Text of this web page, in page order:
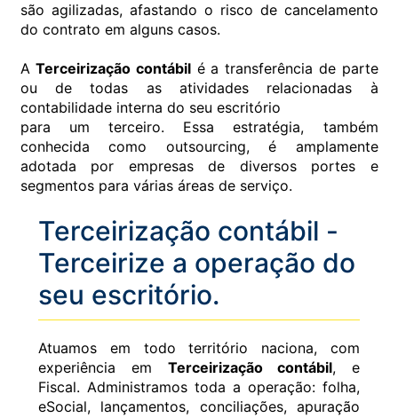
são agilizadas, afastando o risco de cancelamento
do contrato em alguns casos.
ATerceirização contábilé a transferência de parte
ou de todas as atividades relacionadas à
contabilidade interna do seu escritório
para um terceiro. Essa estratégia, também
conhecida como outsourcing, é amplamente
adotada por empresas de diversos portes e
segmentos para várias áreas de serviço.
Terceirização contábil -
Terceirize a operação do
seu escritório.
Atuamos em todo território naciona, com
experiência em Terceirização contábil, e
Fiscal. Administramos toda a operação: folha,
eSocial, lançamentos, conciliações, apuração